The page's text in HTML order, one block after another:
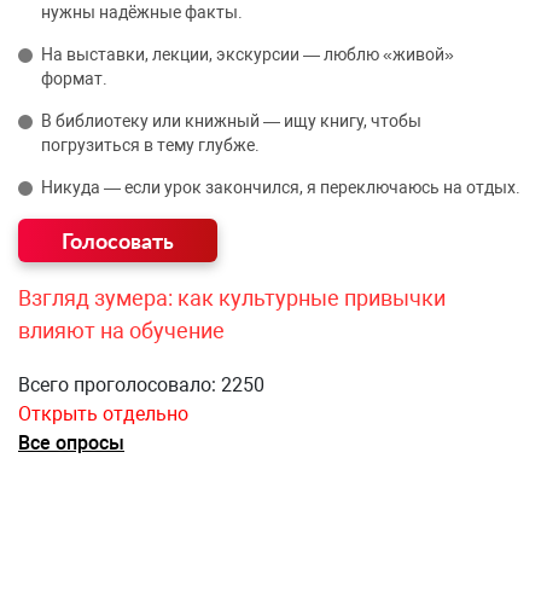
нужны надёжные факты.
На выставки, лекции, экскурсии — люблю «живой»
формат.
В библиотеку или книжный — ищу книгу, чтобы
погрузиться в тему глубже.
Никуда — если урок закончился, я переключаюсь на отдых.
Взгляд зумера: как культурные привычки
влияют на обучение
Всего проголосовало: 2250
Открыть отдельно
Все опросы